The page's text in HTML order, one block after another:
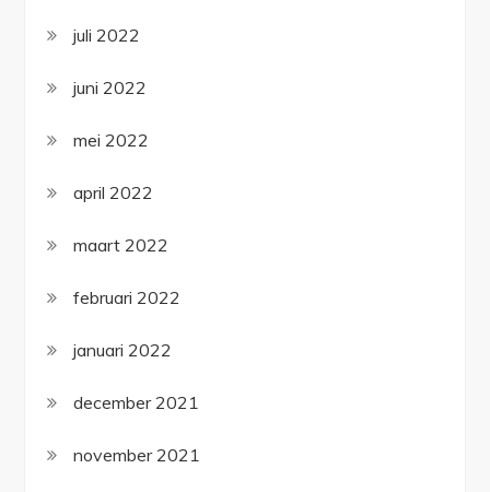
juli 2022
juni 2022
mei 2022
april 2022
maart 2022
februari 2022
januari 2022
december 2021
november 2021